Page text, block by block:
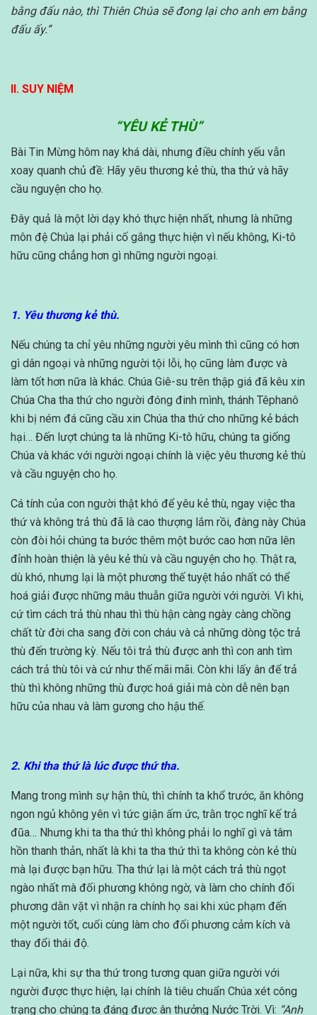
bằng đấu nào, thì Thiên Chúa sẽ đong lại cho anh em bằng
đấu ấy.”
II. SUY NIỆM
“YÊU KẺ THÙ”
Bài Tin Mừng hôm nay khá dài, nhưng điều chính yếu vẫn
xoay quanh chủ đề: Hãy yêu thương kẻ thù, tha thứ và hãy
cầu nguyện cho họ.
Đây quả là một lời dạy khó thực hiện nhất, nhưng là những
môn đệ Chúa lại phải cố gắng thực hiện vì nếu không, Ki-tô
hữu cũng chẳng hơn gì những người ngoại.
1. Yêu thương kẻ thù.
Nếu chúng ta chỉ yêu những người yêu mình thì cũng có hơn
gì dân ngoại và những người tội lỗi, họ cũng làm được và
làm tốt hơn nữa là khác. Chúa Giê-su trên thập giá đã kêu xin
Chúa Cha tha thứ cho người đóng đinh mình, thánh Têphanô
khi bị ném đá cũng cầu xin Chúa tha thứ cho những kẻ bách
hại… Đến lượt chúng ta là những Ki-tô hữu, chúng ta giống
Chúa và khác với người ngoại chính là việc yêu thương kẻ thù
và cầu nguyện cho họ.
Cá tính của con người thật khó để yêu kẻ thù, ngay việc tha
thứ và không trả thù đã là cao thượng lắm rồi, đàng này Chúa
còn đòi hỏi chúng ta bước thêm một bước cao hơn nữa lên
đỉnh hoàn thiện là yêu kẻ thù và cầu nguyện cho họ. Thật ra,
dù khó, nhưng lại là một phương thế tuyệt hảo nhất có thể
hoá giải được những mâu thuẫn giữa người với người. Vì khi,
cứ tìm cách trả thù nhau thì thù hận càng ngày càng chồng
chất từ đời cha sang đời con cháu và cả những dòng tộc trả
thù đến trường kỳ. Nếu tôi trả thù được anh thì con anh tìm
cách trả thù tôi và cứ như thế mãi mãi. Còn khi lấy ân để trả
thù thì không những thù được hoá giải mà còn dễ nên bạn
hữu của nhau và làm gương cho hậu thế.
2. Khi tha thứ là lúc được thứ tha.
Mang trong mình sự hận thù, thì chính ta khổ trước, ăn không
ngon ngủ không yên vì tức giận ấm ức, trằn trọc nghĩ kế trả
đũa… Nhưng khi ta tha thứ thì không phải lo nghĩ gì và tâm
hồn thanh thản, nhất là khi ta tha thứ thì ta không còn kẻ thù
mà lại được bạn hữu. Tha thứ lại là một cách trả thù ngọt
ngào nhất mà đối phương không ngờ, và làm cho chính đối
phương dằn vặt vì nhận ra chính họ sai khi xúc phạm đến
một người tốt, cuối cùng làm cho đối phương cảm kích và
thay đổi thái độ.
Lại nữa, khi sự tha thứ trong tương quan giữa người với
người được thực hiện, lại chính là tiêu chuẩn Chúa xét công
trạng cho chúng ta đáng được ân thưởng Nước Trời. Vì: “Anh